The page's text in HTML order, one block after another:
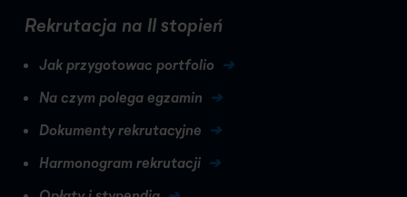
Rekrutacja na II stopień
Jak przygotowac portfolio
Na czym polega egzamin
Dokumenty rekrutacyjne
Harmonogram rekrutacji